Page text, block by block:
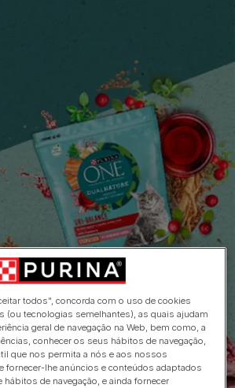
todos", concorda com o uso de cookies
(ou tecnologias semelhantes), as quais ajudam
geral de navegação na Web, bem como, a
conhecer os seus hábitos de navegação,
que nos permita a nós e aos nossos
fornecer-lhe anúncios e conteúdos adaptados
de navegação, e ainda fornecer